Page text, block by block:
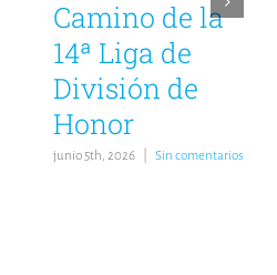
Camino de la
14ª Liga de
División de
Honor
junio 5th, 2026 Sin comentarios